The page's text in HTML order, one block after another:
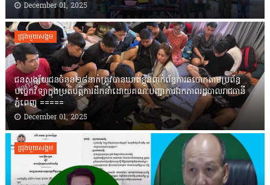
December 01, 2025
ជ្រុងមួយសង្គម
ជនសង្ស័យជនចំនួន២៨នាក់ត្រូវបានឃាត់ខ្លួនពាក់ព័ន្ធការឆបោកតាមប្រព័ន្ធ
បច្ចេកវិទ្យាក្នុងប្រតិបត្តិការដឹកនាំដោយគណៈបញ្ជាការឯកភាពរដ្ឋបាលរាជធានី
ភ្នំពេញ ‎=====
December 01, 2025
ជ្រុងមួយសង្គម